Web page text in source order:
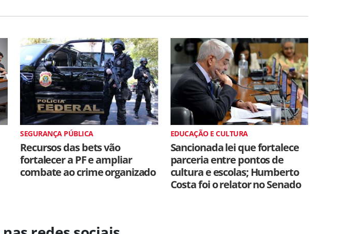
SEGURANÇA PÚBLICA
Recursos das bets vão
fortalecer a PF e ampliar
combate ao crime organizado
EDUCAÇÃO E CULTURA
Sancionada lei que fortalece
parceria entre pontos de
cultura e escolas; Humberto
Costa foi o relator no Senado